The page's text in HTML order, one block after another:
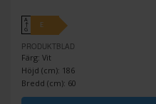
A
↑
G
E
PRODUKTBLAD
Färg: Vit
Höjd (cm): 186
Bredd (cm): 60